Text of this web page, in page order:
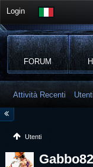
Login
FORUM
Attività Recenti
Utenti
Gabbo82